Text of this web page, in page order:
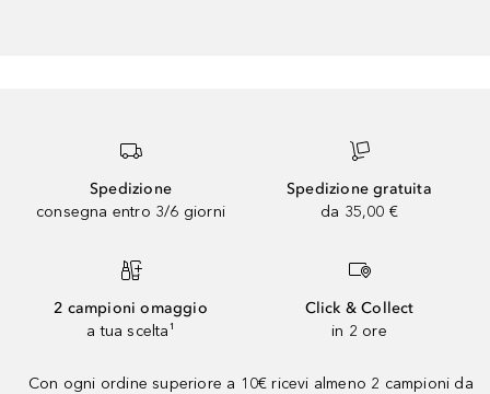
Spedizione
consegna entro 3/6 giorni
Spedizione gratuita
da 35,00 €
2 campioni omaggio
a tua scelta¹
Click & Collect
in 2 ore
Con ogni ordine superiore a 10€ ricevi almeno 2 campioni da